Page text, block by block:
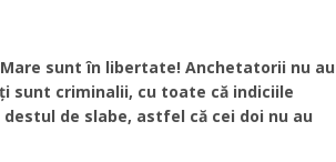
sunt în libertate! Anchetatorii nu au
sunt criminalii, cu toate că indiciile
de slabe, astfel că cei doi nu au